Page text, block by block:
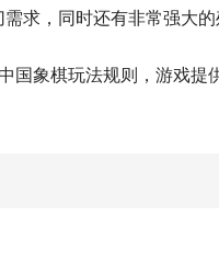
求，同时还有非常强大
国象棋玩法规则，游戏